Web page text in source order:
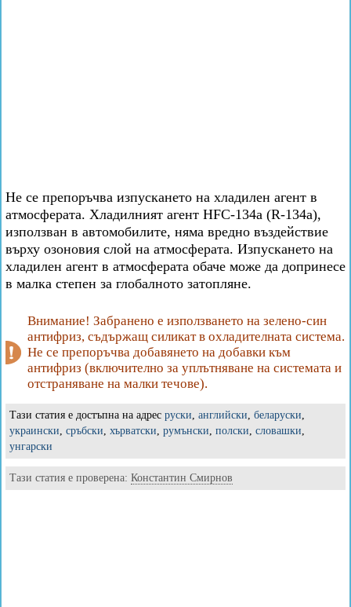
Не се препоръчва изпускането на хладилен агент в
атмосферата. Хладилният агент HFC-134a (R-134a),
използван в автомобилите, няма вредно въздействие
върху озоновия слой на атмосферата. Изпускането на
хладилен агент в атмосферата обаче може да допринесе
в малка степен за глобалното затопляне.
Внимание! Забранено е използването на зелено-син
антифриз, съдържащ силикат в охладителната система.
Не се препоръчва добавянето на добавки към
антифриз (включително за уплътняване на системата и
отстраняване на малки течове).
Тази статия е достъпна на адрес руски, английски, беларуски,
украински, сръбски, хърватски, румънски, полски, словашки,
унгарски
Тази статия е проверена: Константин Смирнов